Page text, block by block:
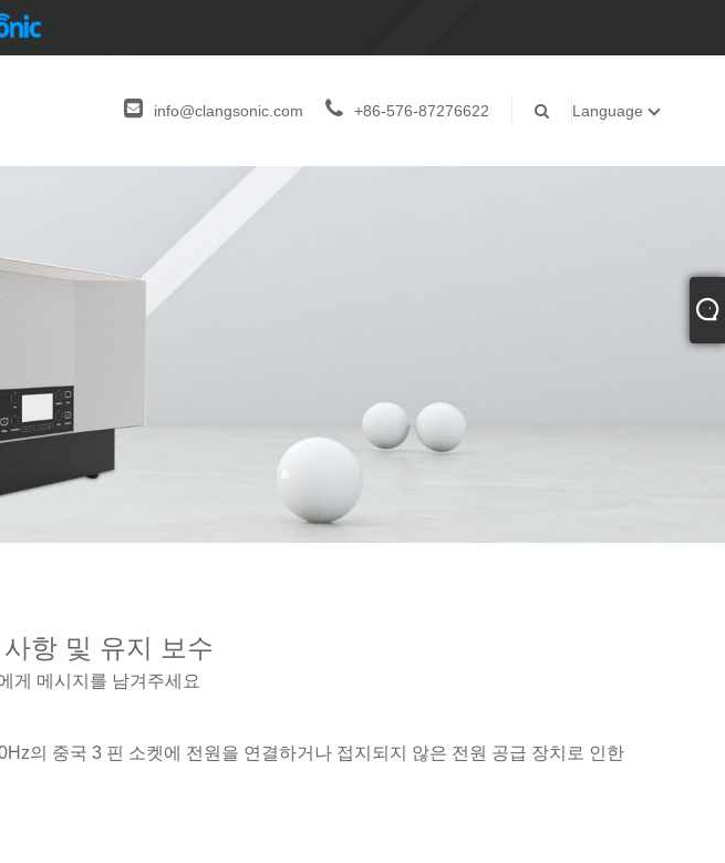
info@clangsonic.com +86-576-87276622 Language
항 및 유지 보수
게 메시지를 남겨주세요
의 중국 3 핀 소켓에 전원을 연결하거나 접지되지 않은 전원 공급 장치로 인한